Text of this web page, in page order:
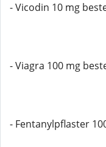
- Vicodin 10 mg
- Viagra 100 mg
- Fentanylpflaster